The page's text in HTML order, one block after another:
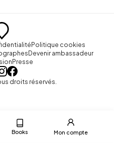
Books Mon compte
Politique cookies
Devenir ambassadeur
Presse
droits réservés.